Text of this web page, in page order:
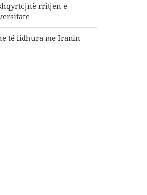
rritjen e
të lidhura me Iranin